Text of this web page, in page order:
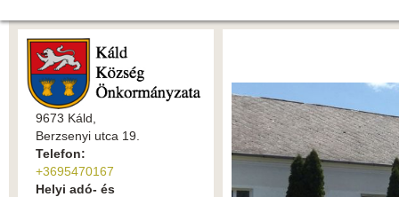
9673 Káld,
Berzsenyi utca 19.
Telefon:
+3695470167
Helyi adó- és